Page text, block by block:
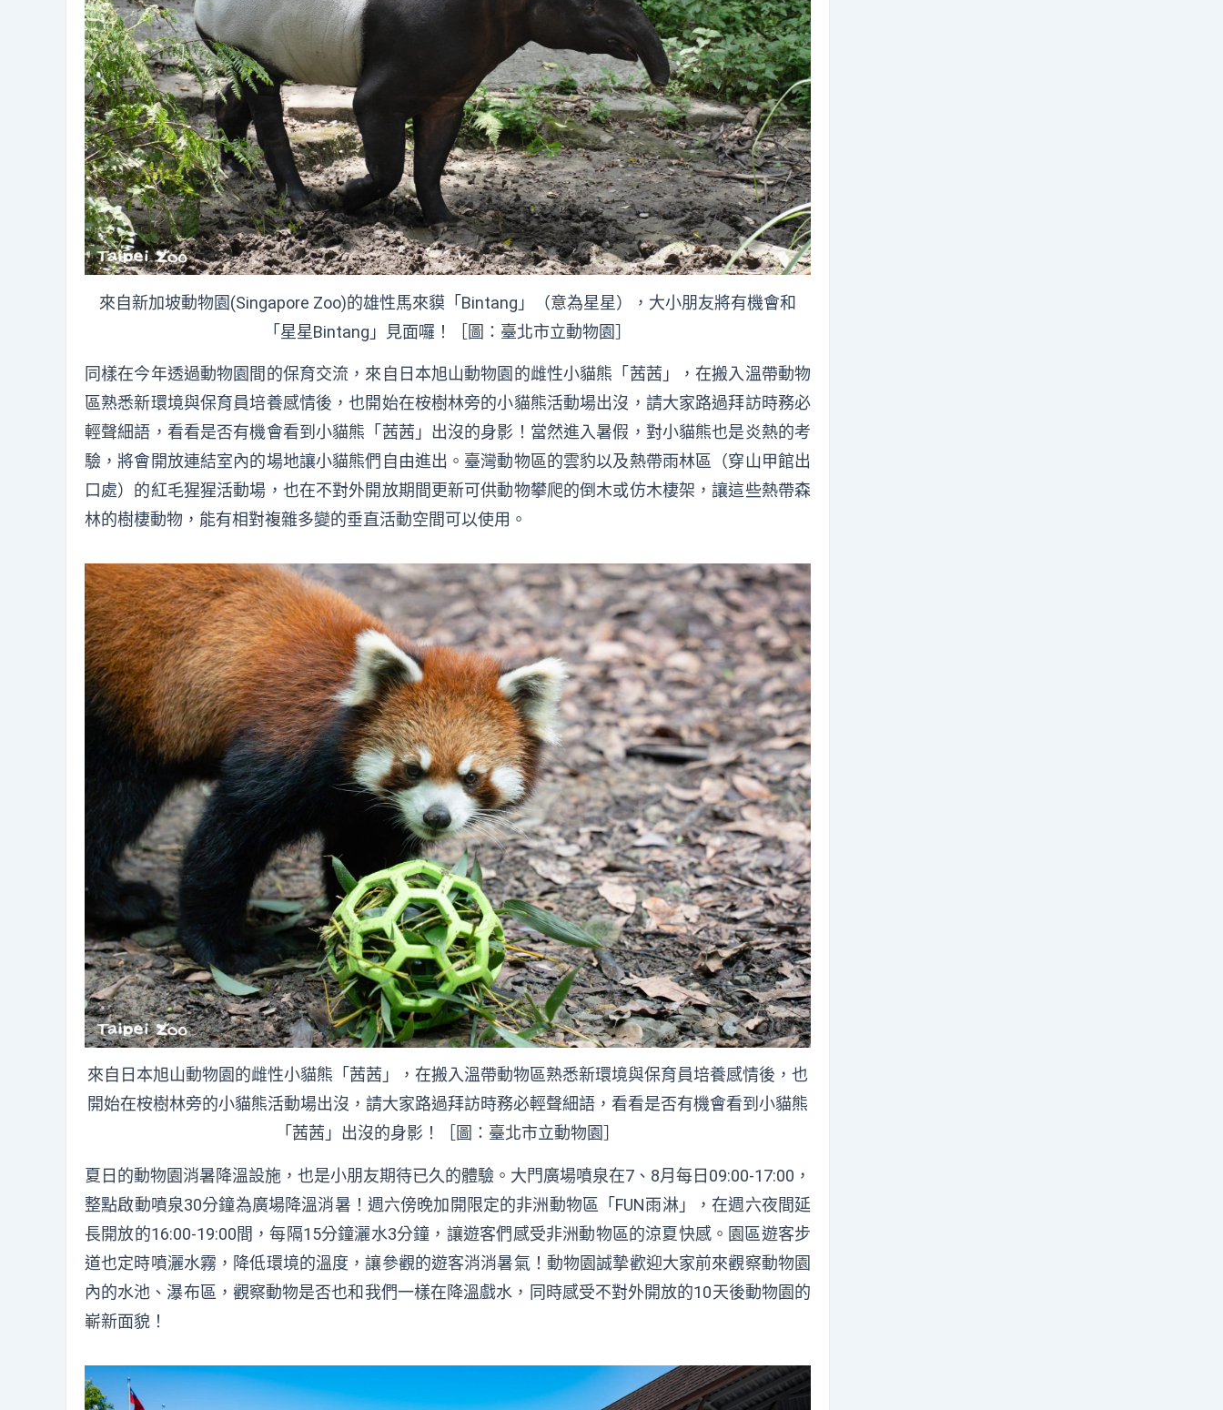
來自新加坡動物園(Singapore Zoo)的雄性馬來貘「Bintang」（意為星星），大小朋友將有機會和
「星星Bintang」見面囉！［圖：臺北市立動物園］
同樣在今年透過動物園間的保育交流，來自日本旭山動物園的雌性小貓熊「茜茜」，在搬入溫帶動物
區熟悉新環境與保育員培養感情後，也開始在桉樹林旁的小貓熊活動場出沒，請大家路過拜訪時務必
輕聲細語，看看是否有機會看到小貓熊「茜茜」出沒的身影！當然進入暑假，對小貓熊也是炎熱的考
驗，將會開放連結室內的場地讓小貓熊們自由進出。臺灣動物區的雲豹以及熱帶雨林區（穿山甲館出
口處）的紅毛猩猩活動場，也在不對外開放期間更新可供動物攀爬的倒木或仿木棲架，讓這些熱帶森
林的樹棲動物，能有相對複雜多變的垂直活動空間可以使用。
來自日本旭山動物園的雌性小貓熊「茜茜」，在搬入溫帶動物區熟悉新環境與保育員培養感情後，也
開始在桉樹林旁的小貓熊活動場出沒，請大家路過拜訪時務必輕聲細語，看看是否有機會看到小貓熊
「茜茜」出沒的身影！［圖：臺北市立動物園］
夏日的動物園消暑降溫設施，也是小朋友期待已久的體驗。大門廣場噴泉在7、8月每日09:00-17:00，
整點啟動噴泉30分鐘為廣場降溫消暑！週六傍晚加開限定的非洲動物區「FUN雨淋」，在週六夜間延
長開放的16:00-19:00間，每隔15分鐘灑水3分鐘，讓遊客們感受非洲動物區的涼夏快感。園區遊客步
道也定時噴灑水霧，降低環境的溫度，讓參觀的遊客消消暑氣！動物園誠摯歡迎大家前來觀察動物園
內的水池、瀑布區，觀察動物是否也和我們一樣在降溫戲水，同時感受不對外開放的10天後動物園的
嶄新面貌！